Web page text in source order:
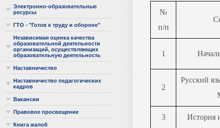
Электронно-образовательные
ресурсы
ГТО - "Готов к труду и обороне"
Независимая оценка качества
образовательной деятельности
организаций, осуществляющих
образовательную деятельность
Наставничество
Наставничество педагогических
кадров
Вакансии
Правовое просвещение
Книга жалоб
№
п/п
1
2
Русский
3 История